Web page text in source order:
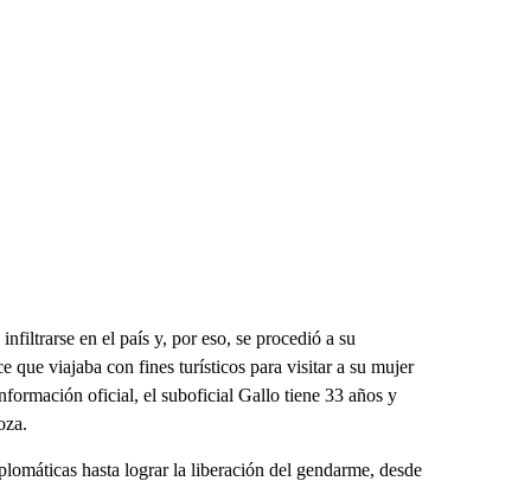
en el país y, por eso, se procedió a su
que viajaba con fines turísticos para visitar a su mujer
oficial, el suboficial Gallo tiene 33 años y
hasta lograr la liberación del gendarme, desde